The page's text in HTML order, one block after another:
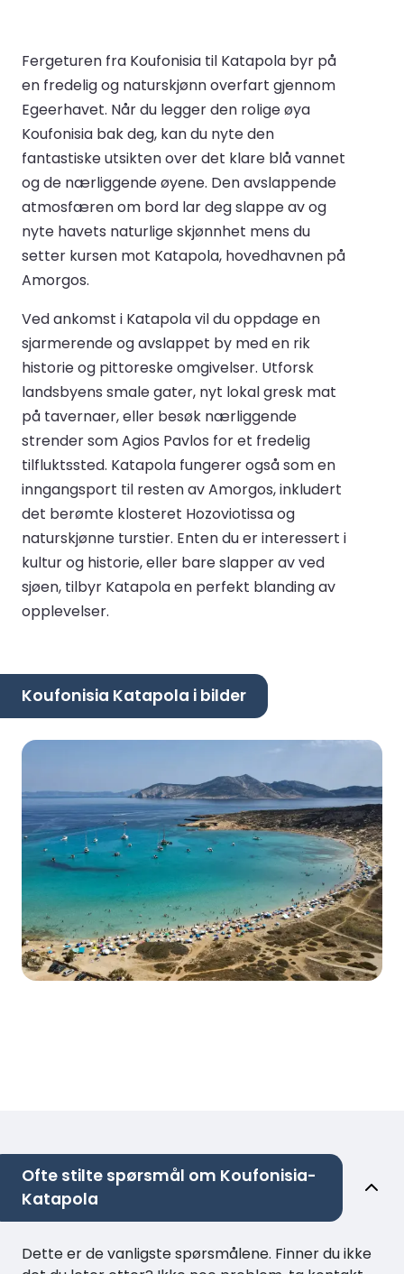
Fergeturen fra Koufonisia til Katapola byr på
en fredelig og naturskjønn overfart gjennom
Egeerhavet. Når du legger den rolige øya
Koufonisia bak deg, kan du nyte den
fantastiske utsikten over det klare blå vannet
og de nærliggende øyene. Den avslappende
atmosfæren om bord lar deg slappe av og
nyte havets naturlige skjønnhet mens du
setter kursen mot Katapola, hovedhavnen på
Amorgos.
Ved ankomst i Katapola vil du oppdage en
sjarmerende og avslappet by med en rik
historie og pittoreske omgivelser. Utforsk
landsbyens smale gater, nyt lokal gresk mat
på tavernaer, eller besøk nærliggende
strender som Agios Pavlos for et fredelig
tilfluktssted. Katapola fungerer også som en
inngangsport til resten av Amorgos, inkludert
det berømte klosteret Hozoviotissa og
naturskjønne turstier. Enten du er interessert i
kultur og historie, eller bare slapper av ved
sjøen, tilbyr Katapola en perfekt blanding av
opplevelser.
Koufonisia Katapola i bilder
Ofte stilte spørsmål om Koufonisia-
Katapola
Dette er de vanligste spørsmålene. Finner du ikke